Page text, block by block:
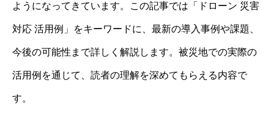
ようになってきています。この記事では「ドローン 災害
対応 活用例」をキーワードに、最新の導入事例や課題、
今後の可能性まで詳しく解説します。被災地での実際の
活用例を通じて、読者の理解を深めてもらえる内容で
す。